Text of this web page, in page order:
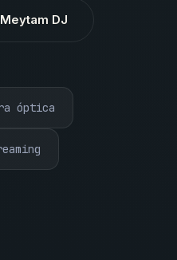
Meytam DJ
óptica